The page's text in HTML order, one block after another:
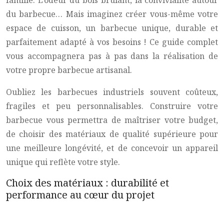
du barbecue… Mais imaginez créer vous-même votre
espace de cuisson, un barbecue unique, durable et
parfaitement adapté à vos besoins ! Ce guide complet
vous accompagnera pas à pas dans la réalisation de
votre propre barbecue artisanal.
Oubliez les barbecues industriels souvent coûteux,
fragiles et peu personnalisables. Construire votre
barbecue vous permettra de maîtriser votre budget,
de choisir des matériaux de qualité supérieure pour
une meilleure longévité, et de concevoir un appareil
unique qui reflète votre style.
Choix des matériaux : durabilité et
performance au cœur du projet